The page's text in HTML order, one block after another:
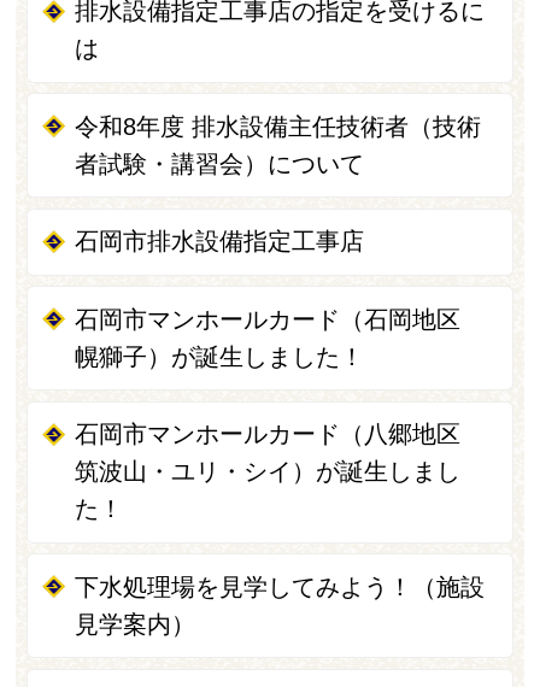
排水設備指定工事店の指定を受けるに
は
令和8年度 排水設備主任技術者（技術
者試験・講習会）について
石岡市排水設備指定工事店
石岡市マンホールカード（石岡地区
幌獅子）が誕生しました！
石岡市マンホールカード（八郷地区
筑波山・ユリ・シイ）が誕生しまし
た！
下水処理場を見学してみよう！（施設
見学案内）